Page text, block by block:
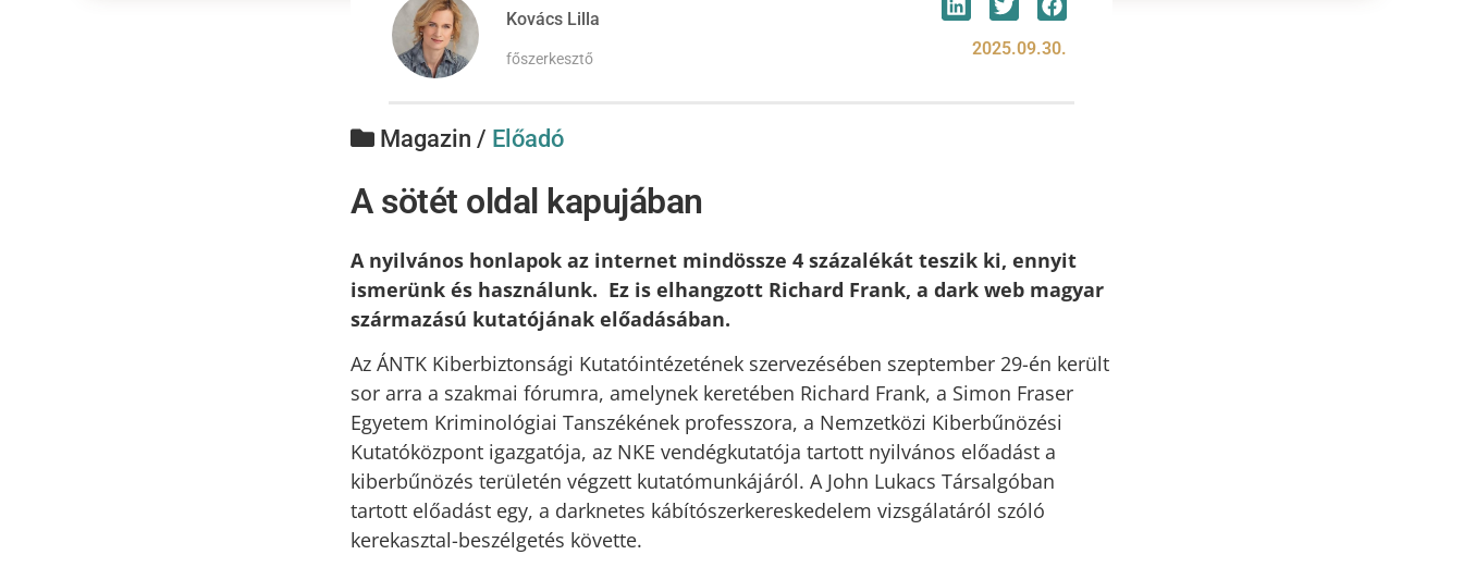
Kovács Lilla
főszerkesztő 2025.09.30.
Magazin / Előadó
A sötét oldal kapujában
A nyilvános honlapok az internet mindössze 4 százalékát teszik ki, ennyit
ismerünk és használunk. Ez is elhangzott Richard Frank, a dark web magyar
származású kutatójának előadásában.
Az ÁNTK Kiberbiztonsági Kutatóintézetének szervezésében szeptember 29-én került
sor arra a szakmai fórumra, amelynek keretében Richard Frank, a Simon Fraser
Egyetem Kriminológiai Tanszékének professzora, a Nemzetközi Kiberbűnözési
Kutatóközpont igazgatója, az NKE vendégkutatója tartott nyilvános előadást a
kiberbűnözés területén végzett kutatómunkájáról. A John Lukacs Társalgóban
tartott előadást egy, a darknetes kábítószerkereskedelem vizsgálatáról szóló
kerekasztal-beszélgetés követte.